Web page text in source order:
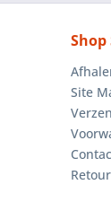
Shop
Site